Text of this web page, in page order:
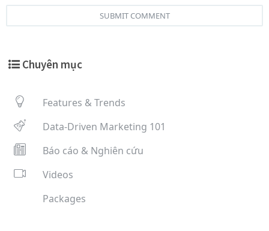
SUBMIT COMMENT
Chuyên mục
Features & Trends
Data-Driven Marketing 101
Báo cáo & Nghiên cứu
Videos
Packages